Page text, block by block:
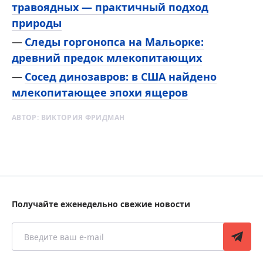
травоядных — практичный подход
природы
Следы горгонопса на Мальорке:
древний предок млекопитающих
Сосед динозавров: в США найдено
млекопитающее эпохи ящеров
АВТОР: ВИКТОРИЯ ФРИДМАН
Получайте еженедельно свежие новости